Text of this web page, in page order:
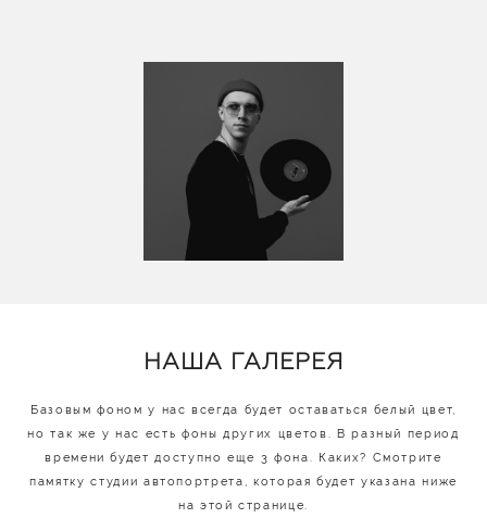
НАША ГАЛЕРЕЯ
Базовым фоном у нас всегда будет оставаться белый цвет,
но так же у нас есть фоны других цветов. В разный период
времени будет доступно еще 3 фона. Каких? Смотрите
памятку студии автопортрета, которая будет указана ниже
на этой странице.